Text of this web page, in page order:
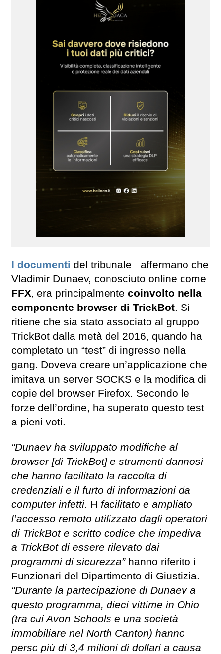
I documenti del tribunale affermano che
Vladimir Dunaev, conosciuto online come
FFX, era principalmente coinvolto nella
componente browser di TrickBot. Si
ritiene che sia stato associato al gruppo
TrickBot dalla metà del 2016, quando ha
completato un “test” di ingresso nella
gang. Doveva creare un’applicazione che
imitava un server SOCKS e la modifica di
copie del browser Firefox. Secondo le
forze dell’ordine, ha superato questo test
a pieni voti.
“Dunaev ha sviluppato modifiche al
browser [di TrickBot] e strumenti dannosi
che hanno facilitato la raccolta di
credenziali e il furto di informazioni da
computer infetti. H facilitato e ampliato
l’accesso remoto utilizzato dagli operatori
di TrickBot e scritto codice che impediva
a TrickBot di essere rilevato dai
programmi di sicurezza” hanno riferito i
Funzionari del Dipartimento di Giustizia.
“Durante la partecipazione di Dunaev a
questo programma, dieci vittime in Ohio
(tra cui Avon Schools e una società
immobiliare nel North Canton) hanno
perso più di 3,4 milioni di dollari a causa